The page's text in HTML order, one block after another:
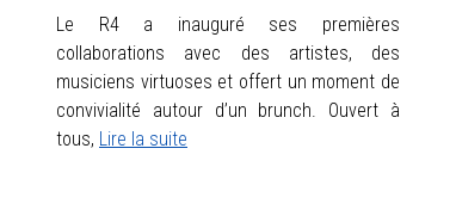
Le R4 a inauguré ses premières
collaborations avec des artistes, des
musiciens virtuoses et offert un moment de
convivialité autour d’un brunch. Ouvert à
tous, Lire la suite